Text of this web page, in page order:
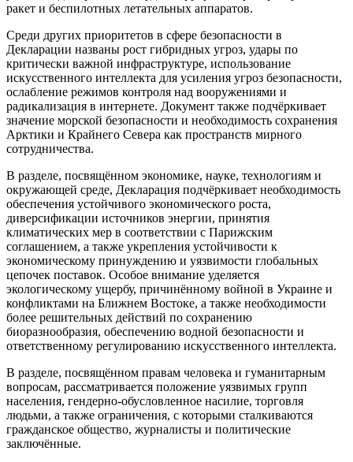
ракет и беспилотных летательных аппаратов.
Среди других приоритетов в сфере безопасности в
Декларации названы рост гибридных угроз, удары по
критически важной инфраструктуре, использование
искусственного интеллекта для усиления угроз безопасности,
ослабление режимов контроля над вооружениями и
радикализация в интернете. Документ также подчёркивает
значение морской безопасности и необходимость сохранения
Арктики и Крайнего Севера как пространств мирного
сотрудничества.
В разделе, посвящённом экономике, науке, технологиям и
окружающей среде, Декларация подчёркивает необходимость
обеспечения устойчивого экономического роста,
диверсификации источников энергии, принятия
климатических мер в соответствии с Парижским
соглашением, а также укрепления устойчивости к
экономическому принуждению и уязвимости глобальных
цепочек поставок. Особое внимание уделяется
экологическому ущербу, причинённому войной в Украине и
конфликтами на Ближнем Востоке, а также необходимости
более решительных действий по сохранению
биоразнообразия, обеспечению водной безопасности и
ответственному регулированию искусственного интеллекта.
В разделе, посвящённом правам человека и гуманитарным
вопросам, рассматривается положение уязвимых групп
населения, гендерно-обусловленное насилие, торговля
людьми, а также ограничения, с которыми сталкиваются
гражданское общество, журналисты и политические
заключённые.